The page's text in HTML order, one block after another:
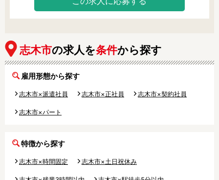
す。
ブランクのある方や子育て中の方、
す。
お気軽にご相談ください。
志木市の求人を条件から探す
雇用形態から探す
志木市×派遣社員 志木市×正社員 志木市×契約社員
志木市×パート
特徴から探す
志木市×時間固定 志木市×土日祝休み